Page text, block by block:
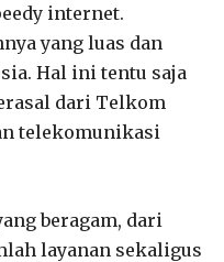
internet.
yang luas dan
Hal ini tentu saja
dari Telkom
telekomunikasi
beragam, dari
layanan sekaligus